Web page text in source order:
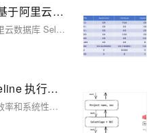
毫秒级查询性能优化实践！基于阿里云数据库 SelectDB 版内核：Apache Doris 在极越汽车数字化运营和营销方向的解决方案
毫秒级查询性能优化实践！基于阿里云数据库 SelectDB 版内核：Apache Doris 在极越汽车数字化运营和营销方向的解决方案
从 Volcano 火山模型到 Pipeline 执行模型，阿里云数据库 SelectDB 内核 Apache Doris 执行模型的迭代
一个合适的执行模型对于提高查询效率和系统性能至关重要。本文全面剖析 Apache Doris Pipeline 执行模型的设计与改造历程，并在 2.1 版本对并发执行模式与调度模式进一步优化，解决了执行并发受限、执行及调度开销大等问题。